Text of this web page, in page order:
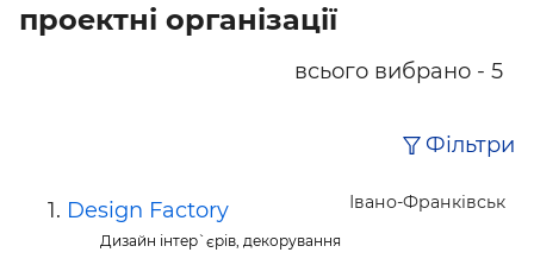
проектні організації
всього вибрано - 5
Фільтри
Івано-Франківськ
Design Factory
Дизайн інтер`єрів, декорування